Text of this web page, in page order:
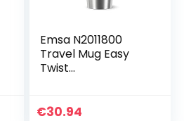
Emsa N2011800
Travel Mug Easy
Twist
€30.94